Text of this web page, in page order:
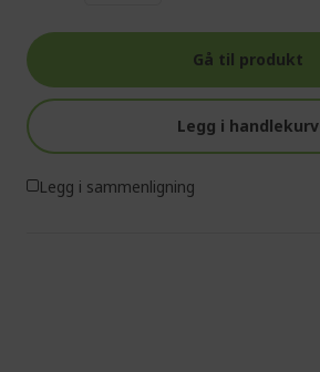
Gå til produkt
Legg i handlekurv
Legg i sammenligning